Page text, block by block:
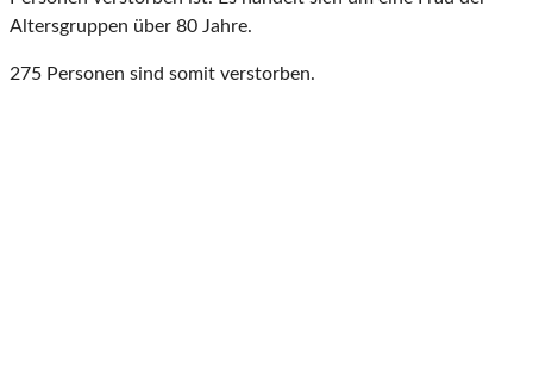
Altersgruppen über 80 Jahre.
275 Personen sind somit verstorben.